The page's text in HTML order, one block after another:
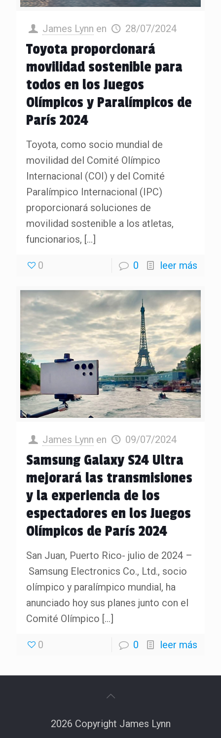
James Lynn en 28/07/2024
Toyota proporcionará
movilidad sostenible para
todos en los Juegos
Olímpicos y Paralímpicos de
París 2024
Toyota, como socio mundial de
movilidad del Comité Olímpico
Internacional (COI) y del Comité
Paralímpico Internacional (IPC)
proporcionará soluciones de
movilidad sostenible a los atletas,
funcionarios, […]
0 0 leer más
James Lynn en 09/07/2024
Samsung Galaxy S24 Ultra
mejorará las transmisiones
y la experiencia de los
espectadores en los Juegos
Olímpicos de París 2024
San Juan, Puerto Rico- julio de 2024 –
Samsung Electronics Co., Ltd., socio
olímpico y paralímpico mundial, ha
anunciado hoy sus planes junto con el
Comité Olímpico […]
0 0 leer más
2026 Copyright James Lynn